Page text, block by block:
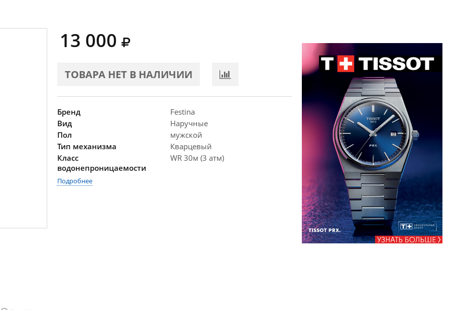
13 000
ТОВАРА НЕТ В НАЛИЧИИ
Бренд
Festina
Вид
Наручные
Пол
мужской
Тип механизма
Кварцевый
Класс
водонепроницаемости
WR 30м (3 атм)
Подробнее